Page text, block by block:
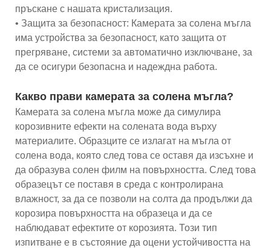
пръскане с нашата кристализация.
• Защита за безопасност: Камерата за солена мъгла
има устройства за безопасност, като защита от
прегряване, системи за автоматично изключване, за
да се осигури безопасна и надеждна работа.
Какво прави камерата за солена мъгла?
Камерата за солена мъгла може да симулира
корозивните ефекти на солената вода върху
материалите. Образците се излагат на мъгла от
солена вода, която след това се оставя да изсъхне и
да образува солен филм на повърхността. След това
образецът се поставя в среда с контролирана
влажност, за да се позволи на солта да продължи да
корозира повърхността на образеца и да се
наблюдават ефектите от корозията. Този тип
изпитване е в състояние да оцени устойчивостта на